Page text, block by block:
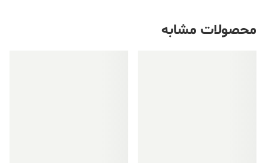
محصولات مشابه